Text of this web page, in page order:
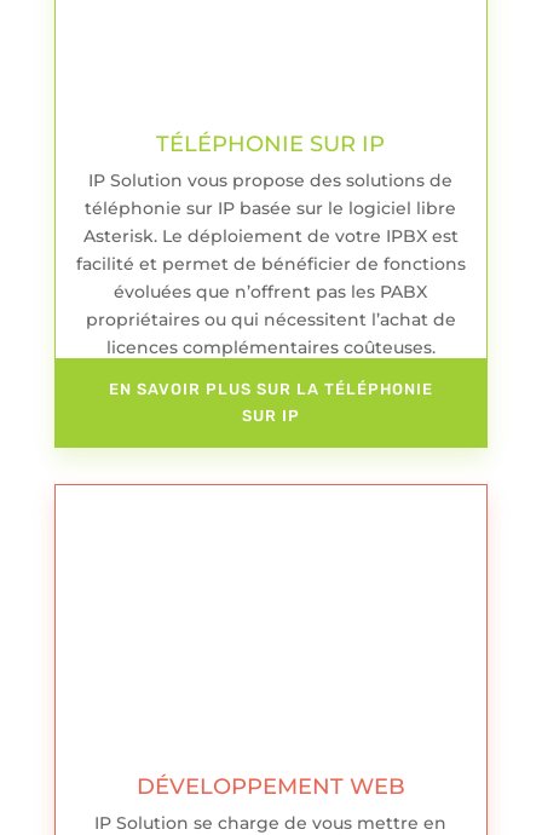
TÉLÉPHONIE SUR IP
IP Solution vous propose des solutions de
téléphonie sur IP basée sur le logiciel libre
Asterisk. Le déploiement de votre IPBX est
facilité et permet de bénéficier de fonctions
évoluées que n’offrent pas les PABX
propriétaires ou qui nécessitent l’achat de
licences complémentaires coûteuses.
EN SAVOIR PLUS SUR LA TÉLÉPHONIE
SUR IP
DÉVELOPPEMENT WEB
IP Solution se charge de vous mettre en